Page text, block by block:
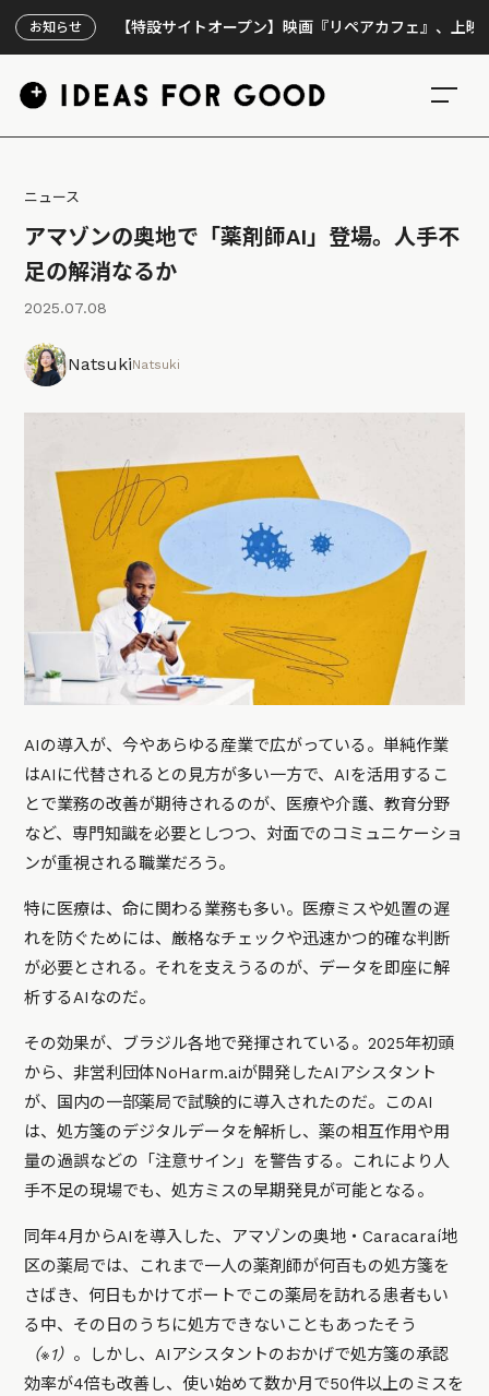
お知らせ【特設サイトオープン】映画『リペアカフェ』、上映300回の
ニュース
アマゾンの奥地で「薬剤師AI」登場。人手不
足の解消なるか
2025.07.08
NatsukiNatsuki
AIの導入が、今やあらゆる産業で広がっている。単純作業
はAIに代替されるとの見方が多い一方で、AIを活用するこ
とで業務の改善が期待されるのが、医療や介護、教育分野
など、専門知識を必要としつつ、対面でのコミュニケーショ
ンが重視される職業だろう。
特に医療は、命に関わる業務も多い。医療ミスや処置の遅
れを防ぐためには、厳格なチェックや迅速かつ的確な判断
が必要とされる。それを支えうるのが、データを即座に解
析するAIなのだ。
その効果が、ブラジル各地で発揮されている。2025年初頭
から、非営利団体NoHarm.aiが開発したAIアシスタント
が、国内の一部薬局で試験的に導入されたのだ。このAI
は、処方箋のデジタルデータを解析し、薬の相互作用や用
量の過誤などの「注意サイン」を警告する。これにより人
手不足の現場でも、処方ミスの早期発見が可能となる。
同年4月からAIを導入した、アマゾンの奥地・Caracaraí地
区の薬局では、これまで一人の薬剤師が何百もの処方箋を
さばき、何日もかけてボートでこの薬局を訪れる患者もい
る中、その日のうちに処方できないこともあったそう
（※1） 。しかし、AIアシスタントのおかげで処方箋の承認
効率が4倍も改善し、使い始めて数か月で50件以上のミスを